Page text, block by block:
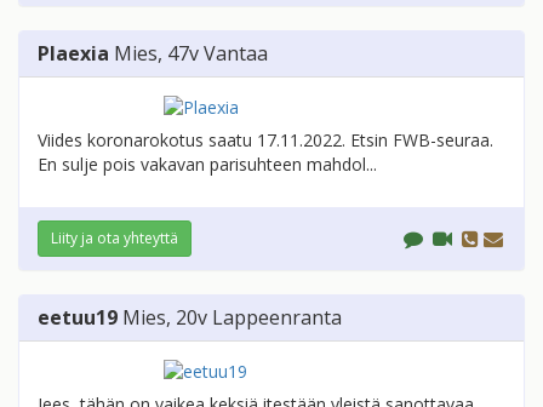
Plaexia Mies, 47vVantaa
Viides koronarokotus saatu 17.11.2022. Etsin FWB-seuraa.
En sulje pois vakavan parisuhteen mahdol...
Liity ja ota yhteyttä
eetuu19 Mies, 20v Lappeenranta